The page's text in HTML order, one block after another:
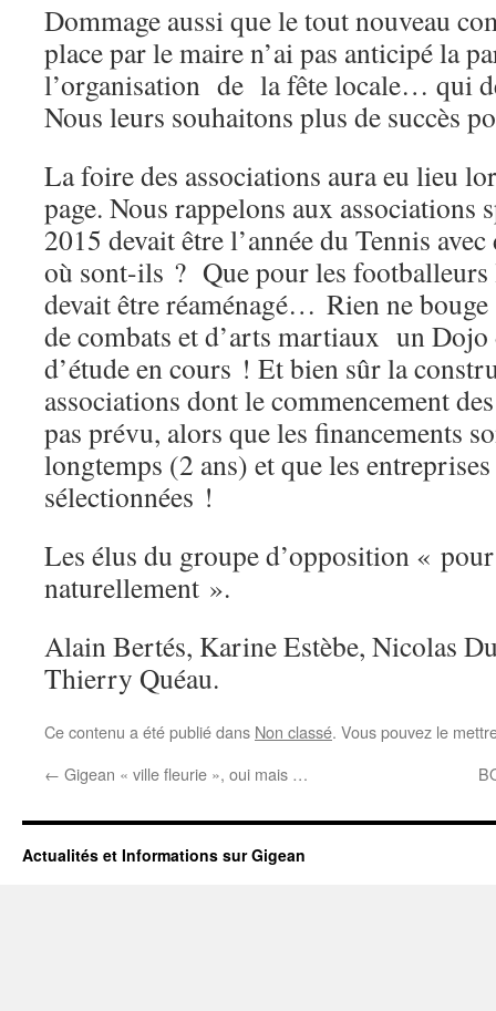
Dommage aussi que le tout nouveau
place par le maire n’ai pas anticipé la
l’organisation de la fête locale… qui
Nous leurs souhaitons plus de succès
La foire des associations aura eu lieu
page. Nous rappelons aux associations
2015 devait être l’année du Tennis
où sont-ils ? Que pour les footballeurs
devait être réaménagé… Rien ne
de combats et d’arts martiaux un
d’étude en cours ! Et bien sûr la
associations dont le commencement
pas prévu, alors que les financements
longtemps (2 ans) et que les
sélectionnées ! Ah,
Les élus du groupe d’opposition «
naturellement ».
Alain Bertés, Karine Estèbe, Nicolas
Thierry Quéau.
Ce contenu a été publié dans Non classé. Vous pouvez le
← Gigean « ville fleurie », oui mais …
Actualités et Informations sur Gigean